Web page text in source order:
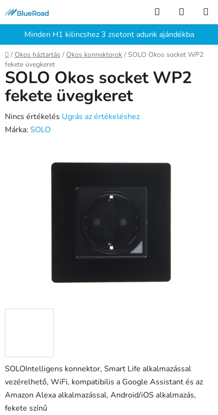
fő
tartalomhozMinden H1 kilincshez 3 zsetont adunk ajándékba
KeresésKOSÁR
Kezdőlap
/ Okos háztartás / Okos konnektorok / SOLO Okos socket WP2
fekete üvegkeret
SOLOIntelligens konnektor, Smart Life alkalmazással
vezérelhető, WiFi, kompatibilis a Google Assistant és az
Amazon Alexa alkalmazással, Android/iOS alkalmazás,
fekete színű
SOLO Okos socket WP2
fekete üvegkeret
A
termék
Nincs értékelés Ugrás az értékeléshez
Márka: SOLO